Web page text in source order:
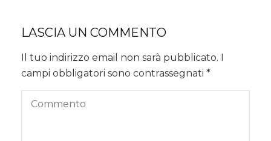
LASCIA UN COMMENTO
Il tuo indirizzo email non sarà pubblicato. I
campi obbligatori sono contrassegnati *